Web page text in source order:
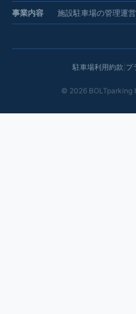
事業内容 施設駐車場の管理運
駐車場利用約款 プ
© 2026BOLTparking